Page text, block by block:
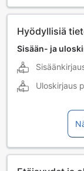
Hyödyllisiä
Sisään- ja
Uloskirjaus